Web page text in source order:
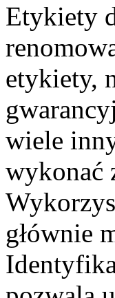
Etykiety
etykiety,
wiele
wykonać
głównie